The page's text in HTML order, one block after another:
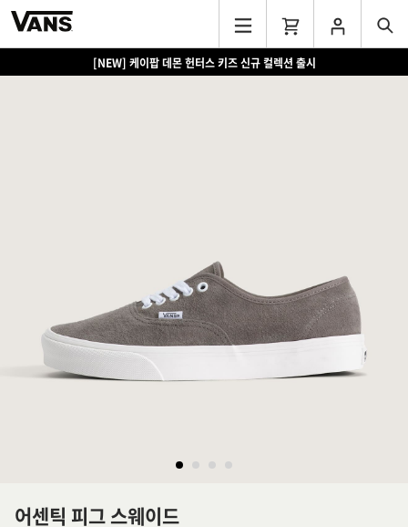
[NEW] 케이팝 데몬 헌터스 키즈 신규 컬렉션 출시
어센틱 피그 스웨이드